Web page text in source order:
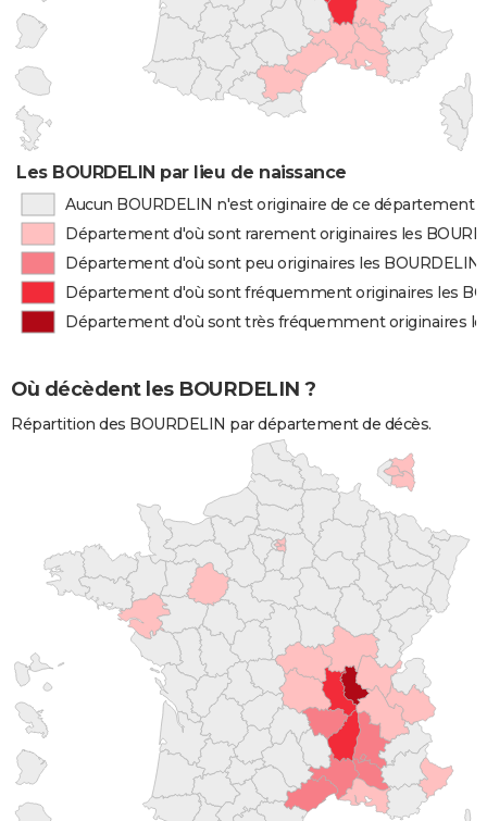
Les BOURDELIN par lieu de naissance
Aucun BOURDELIN n'est originaire de ce département
Département d'où sont rarement originaires les
Département d'où sont peu originaires les BOURDELIN
Département d'où sont fréquemment originaires les
Département d'où sont très fréquemment originaires
Où décèdent les BOURDELIN ?
Répartition des BOURDELIN par département de décès.